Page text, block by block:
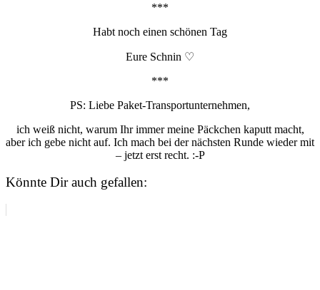
***
Habt noch einen schönen Tag
Eure Schnin ♡
***
PS: Liebe Paket-Transportunternehmen,
ich weiß nicht, warum Ihr immer meine Päckchen kaputt macht,
aber ich gebe nicht auf. Ich mach bei der nächsten Runde wieder mit
– jetzt erst recht. :-P
Könnte Dir auch gefallen: